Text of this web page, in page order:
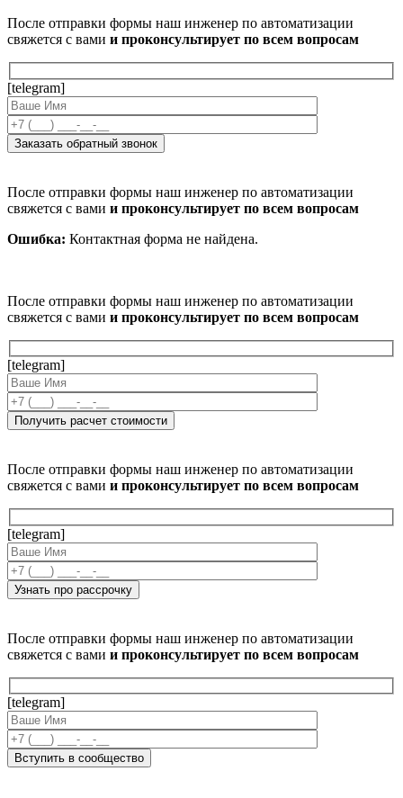
После отправки формы наш инженер по автоматизации
свяжется с вами и проконсультирует по всем вопросам
[telegram]
После отправки формы наш инженер по автоматизации
свяжется с вами и проконсультирует по всем вопросам
Ошибка: Контактная форма не найдена.
После отправки формы наш инженер по автоматизации
свяжется с вами и проконсультирует по всем вопросам
[telegram]
После отправки формы наш инженер по автоматизации
свяжется с вами и проконсультирует по всем вопросам
[telegram]
После отправки формы наш инженер по автоматизации
свяжется с вами и проконсультирует по всем вопросам
[telegram]